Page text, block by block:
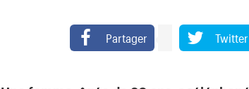
Partager Twitter